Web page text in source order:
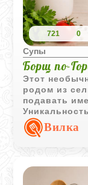
721 0
Супы
Борщ по-
Этот
родом из
подавать
кильки в
наваристым
Вилка